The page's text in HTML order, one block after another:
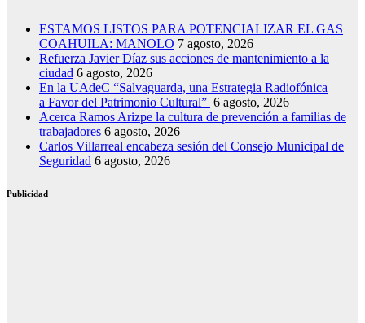
ESTAMOS LISTOS PARA POTENCIALIZAR EL GAS
COAHUILA: MANOLO 7 agosto, 2026
Refuerza Javier Díaz sus acciones de mantenimiento a la
ciudad 6 agosto, 2026
En la UAdeC “Salvaguarda, una Estrategia Radiofónica
a Favor del Patrimonio Cultural” 6 agosto, 2026
Acerca Ramos Arizpe la cultura de prevención a familias de
trabajadores 6 agosto, 2026
Carlos Villarreal encabeza sesión del Consejo Municipal de
Seguridad 6 agosto, 2026
Publicidad